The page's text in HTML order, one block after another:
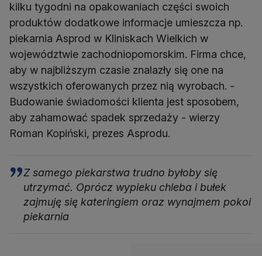
kilku tygodni na opakowaniach części swoich
produktów dodatkowe informacje umieszcza np.
piekarnia Asprod w Kliniskach Wielkich w
województwie zachodniopomorskim. Firma chce,
aby w najbliższym czasie znalazły się one na
wszystkich oferowanych przez nią wyrobach. -
Budowanie świadomości klienta jest sposobem,
aby zahamować spadek sprzedaży - wierzy
Roman Kopiński, prezes Asprodu.
Z samego piekarstwa trudno byłoby się
utrzymać. Oprócz wypieku chleba i bułek
zajmuję się kateringiem oraz wynajmem pokoi
piekarnia